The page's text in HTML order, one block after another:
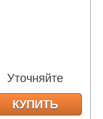
Уточняйте
КУПИТЬ